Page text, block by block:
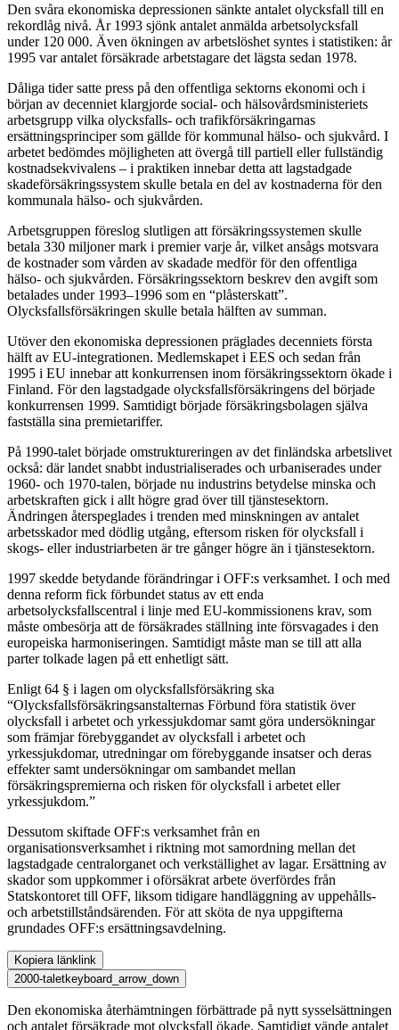
Den svåra ekonomiska depressionen sänkte antalet olycksfall till en
rekordlåg nivå. År 1993 sjönk antalet anmälda arbetsolycksfall
under 120 000. Även ökningen av arbetslöshet syntes i statistiken: år
1995 var antalet försäkrade arbetstagare det lägsta sedan 1978.
Dåliga tider satte press på den offentliga sektorns ekonomi och i
början av decenniet klargjorde social- och hälsovårdsministeriets
arbetsgrupp vilka olycksfalls- och trafikförsäkringarnas
ersättningsprinciper som gällde för kommunal hälso- och sjukvård. I
arbetet bedömdes möjligheten att övergå till partiell eller fullständig
kostnadsekvivalens – i praktiken innebar detta att lagstadgade
skadeförsäkringssystem skulle betala en del av kostnaderna för den
kommunala hälso- och sjukvården.
Arbetsgruppen föreslog slutligen att försäkringssystemen skulle
betala 330 miljoner mark i premier varje år, vilket ansågs motsvara
de kostnader som vården av skadade medför för den offentliga
hälso- och sjukvården. Försäkringssektorn beskrev den avgift som
betalades under 1993–1996 som en “plåsterskatt”.
Olycksfallsförsäkringen skulle betala hälften av summan.
Utöver den ekonomiska depressionen präglades decenniets första
hälft av EU-integrationen. Medlemskapet i EES och sedan från
1995 i EU innebar att konkurrensen inom försäkringssektorn ökade i
Finland. För den lagstadgade olycksfallsförsäkringens del började
konkurrensen 1999. Samtidigt började försäkringsbolagen själva
fastställa sina premietariffer.
På 1990-talet började omstruktureringen av det finländska arbetslivet
också: där landet snabbt industrialiserades och urbaniserades under
1960- och 1970-talen, började nu industrins betydelse minska och
arbetskraften gick i allt högre grad över till tjänstesektorn.
Ändringen återspeglades i trenden med minskningen av antalet
arbetsskador med dödlig utgång, eftersom risken för olycksfall i
skogs- eller industriarbeten är tre gånger högre än i tjänstesektorn.
1997 skedde betydande förändringar i OFF:s verksamhet. I och med
denna reform fick förbundet status av ett enda
arbetsolycksfallscentral i linje med EU-kommissionens krav, som
måste ombesörja att de försäkrades ställning inte försvagades i den
europeiska harmoniseringen. Samtidigt måste man se till att alla
parter tolkade lagen på ett enhetligt sätt.
Enligt 64 § i lagen om olycksfallsförsäkring ska
“Olycksfallsförsäkringsanstalternas Förbund föra statistik över
olycksfall i arbetet och yrkessjukdomar samt göra undersökningar
som främjar förebyggandet av olycksfall i arbetet och
yrkessjukdomar, utredningar om förebyggande insatser och deras
effekter samt undersökningar om sambandet mellan
försäkringspremierna och risken för olycksfall i arbetet eller
yrkessjukdom.”
Dessutom skiftade OFF:s verksamhet från en
organisationsverksamhet i riktning mot samordning mellan det
lagstadgade centralorganet och verkställighet av lagar. Ersättning av
skador som uppkommer i oförsäkrat arbete överfördes från
Statskontoret till OFF, liksom tidigare handläggning av uppehålls-
och arbetstillståndsärenden. För att sköta de nya uppgifterna
grundades OFF:s ersättningsavdelning.
Kopiera länklink
2000-taletkeyboard_arrow_down
Den ekonomiska återhämtningen förbättrade på nytt sysselsättningen
och antalet försäkrade mot olycksfall ökade. Samtidigt vände antalet